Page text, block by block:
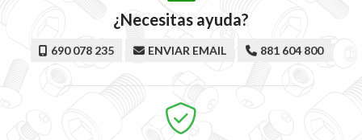
¿Necesitas ayuda?
690 078 235 ENVIAR EMAIL 881 604 800